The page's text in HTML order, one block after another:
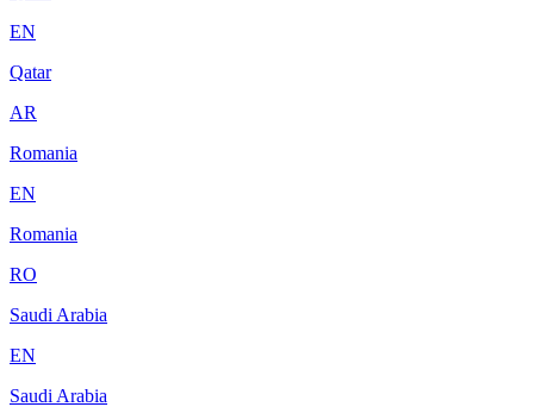
EN
Qatar
AR
Romania
EN
Romania
RO
Saudi Arabia
EN
Saudi Arabia